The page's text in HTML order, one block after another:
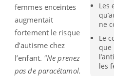
Les
ne
Le
que
les
femmes enceintes
augmentait
fortement le risque
d’autisme chez
l’enfant. "Ne prenez
pas de paracétamol.